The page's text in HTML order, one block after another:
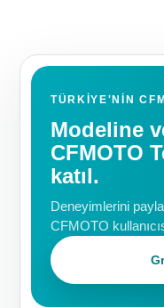
TÜRKIYE'NIN
Modeline
CFMOTO
katıl.
Deneyimlerini
CFMOTO